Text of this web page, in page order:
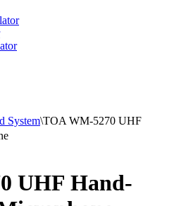
System\TOA WM-5270 UHF
UHF Hand-